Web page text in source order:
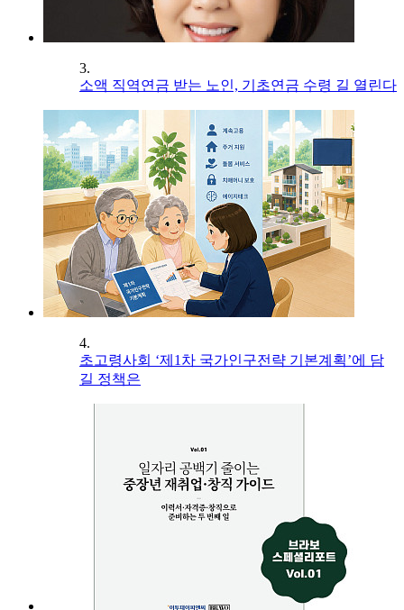
3.
소액 직역연금 받는 노인, 기초연금 수령 길 열린다
4.
초고령사회 ‘제1차 국가인구전략 기본계획’에 담
길 정책은